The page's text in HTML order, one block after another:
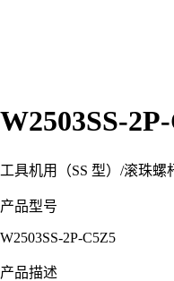
W2503SS-
工具机用（SS 型） /滚珠螺
产品型号
W2503SS-2P-C5Z5
产品描述